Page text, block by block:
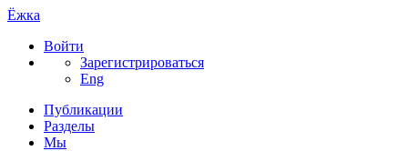
Ёжка
Войти
Зарегистрироваться
Eng
Публикации
Разделы
Мы